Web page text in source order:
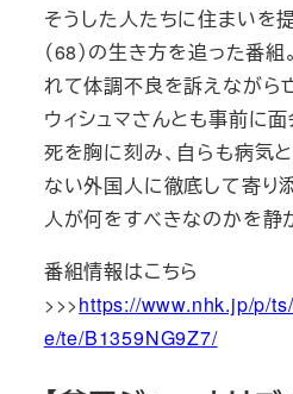
そうした人たちに住まいを
（68）の生き方を追った番
れて体調不良を訴えながら
ウィシュマさんとも事前に
死を胸に刻み、自らも病気
ない外国人に徹底して寄り
人が何をすべきなのかを静
番組情報はこちら
>>>https://www.nhk.jp/p/
e/te/B1359NG9Z7/